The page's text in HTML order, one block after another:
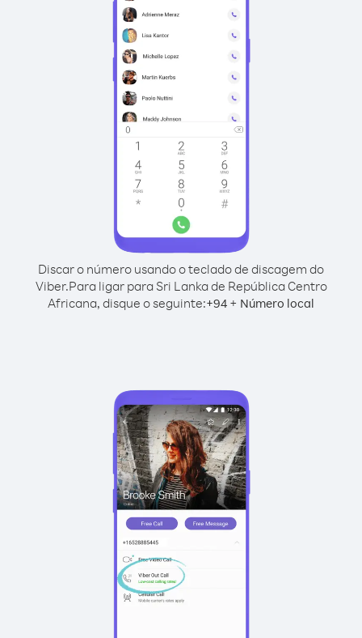
Discar o número usando o teclado de discagem do
Viber.Para ligar para Sri Lanka de República Centro
Africana, disque o seguinte:+94 + Número local